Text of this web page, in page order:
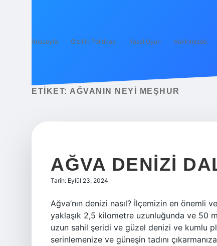
Anasayfa Gizlilik Politikası Yasal Uyarı Hakkımızda
ETIKET: AĞVANIN NEYI MEŞHUR
AĞVA DENIZI
Tarih: Eylül 23, 2024
Ağva’nın denizi nasıl? İlçemizin en önemli
yaklaşık 2,5 kilometre uzunluğunda ve 50
uzun sahil şeridi ve güzel denizi ve kumlu
serinlemenize ve güneşin tadını